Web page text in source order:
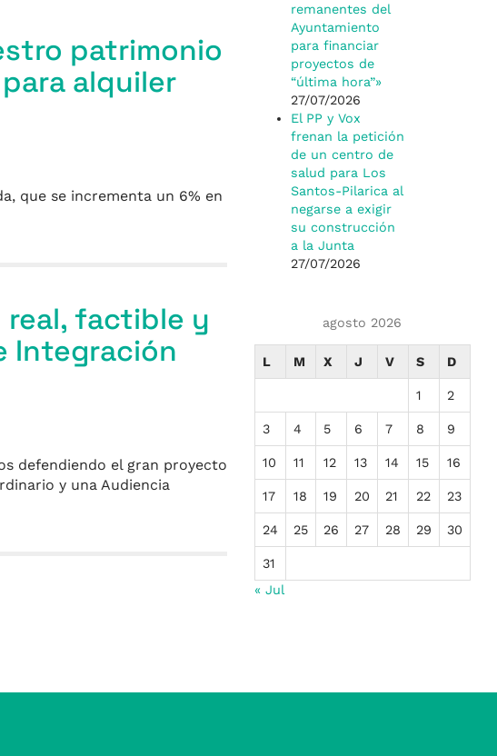
patrimonio
alquiler
que se incrementa un 6% en
real, factible y
Integración
defendiendo el gran proyecto
y una Audiencia
remanentes del
Ayuntamiento
para financiar
proyectos de
“última hora”»
27/07/2026
El PP y Vox
frenan la petición
de un centro de
salud para Los
Santos-Pilarica al
negarse a exigir
su construcción
a la Junta
27/07/2026
agosto 2026
L M X J V S D
1 2
3 4 5 6 7 8 9
10 11 12 13 14 15 16
17 18 19 20 21 22 23
24 25 26 27 28 29 30
31
« Jul